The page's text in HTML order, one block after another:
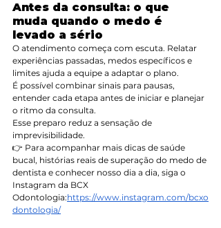
Antes da consulta: o que
muda quando o medo é
levado a sério
O atendimento começa com escuta. Relatar
experiências passadas, medos específicos e
limites ajuda a equipe a adaptar o plano.
É possível combinar sinais para pausas,
entender cada etapa antes de iniciar e planejar
o ritmo da consulta.
Esse preparo reduz a sensação de
imprevisibilidade.
👉 Para acompanhar mais dicas de saúde
bucal, histórias reais de superação do medo de
dentista e conhecer nosso dia a dia, siga o
Instagram da BCX
Odontologia:https://www.instagram.com/bcxo
dontologia/